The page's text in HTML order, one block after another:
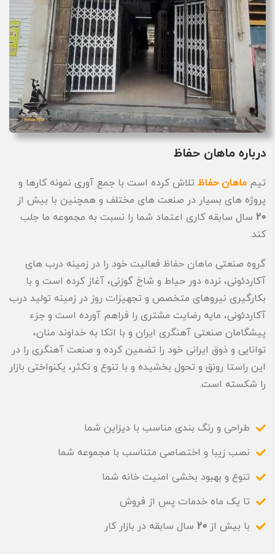
درباره ماهان حفاظ
تیم ماهان حفاظ تلاش کرده است با جمع آوری نمونه کارها و
پروژه های بسیار در صنعت های مختلف و همچنین با بیش از
20 سال سابقه کاری اعتماد شما را نسبت به مجموعه ما جلب
کند.
گروه صنعتی ماهان حفاظ فعالیت خود را در زمینه درب های
آکاردئونی، نرده دور حیاط و شاخ گوزنی، آغاز کرده است و با
بکارگیری نیروهای متخصص و تجهیزات روز در زمینه تولید درب
آکاردئونی، مایه رضایت مشتری را فراهم آورده است و جزء
پیشگامان صنعتی آهنگری ایران و با اتکا به خداوند منان،
توانایی و ذوق ایرانی خود را تضمین کرده و صنعت آهنگری را در
این راستا رونق و تحول بخشیده و با تنوع و تکثر، یکنواختی بازار
را شکسته است.
طراحی و رنگ بندی مناسب با دیزاین شما
نصب زیبا و اختصاصی متناسب با مجموعه شما
تنوع و بهبود بخشی امنیت خانه شما
تا یک ماه خدمات پس از فروش
با بیش از 20 سال سابقه در بازار کار